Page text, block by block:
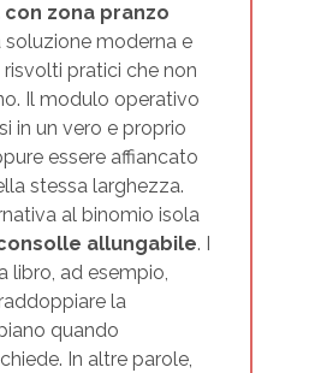
con zona pranzo
moderna e
pratici che non
Il modulo operativo
in un vero e proprio
essere affiancato
stessa larghezza.
al binomio isola
allungabile. I
libro, ad esempio,
la
quando
In altre parole,